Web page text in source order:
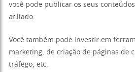
você pode publicar os seus
afiliado.
Você também pode investir em
marketing, de criação de páginas de
tráfego, etc.